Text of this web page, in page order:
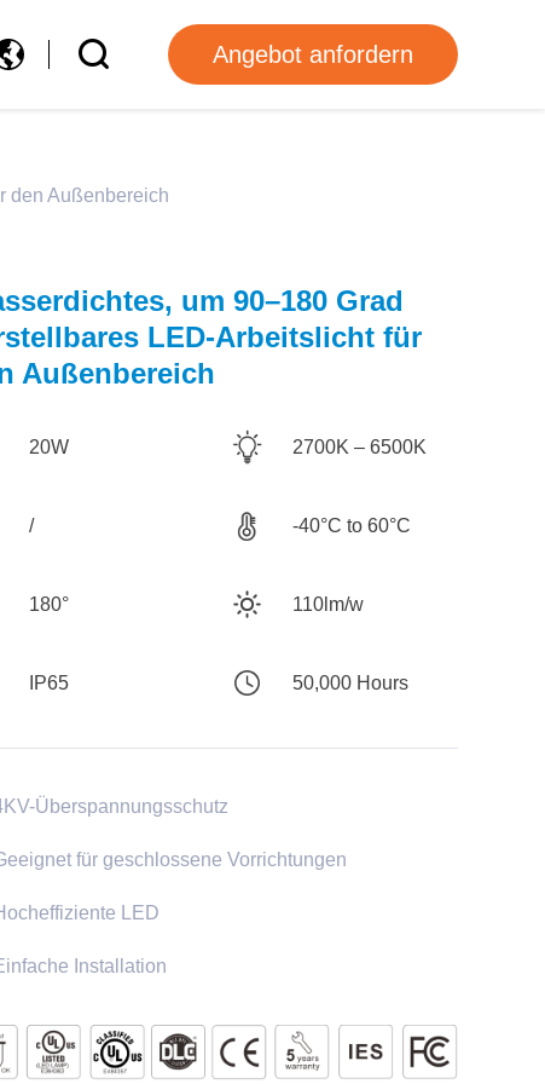
Angebot anfordern
den Außenbereich
um 90–180 Grad
LED-Arbeitslicht für
Außenbereich
20W 2700K – 6500K
/ -40°C to 60°C
180° 110lm/w
IP65 50,000 Hours
Überspannungsschutz
für geschlossene Vorrichtungen
LED
Installation